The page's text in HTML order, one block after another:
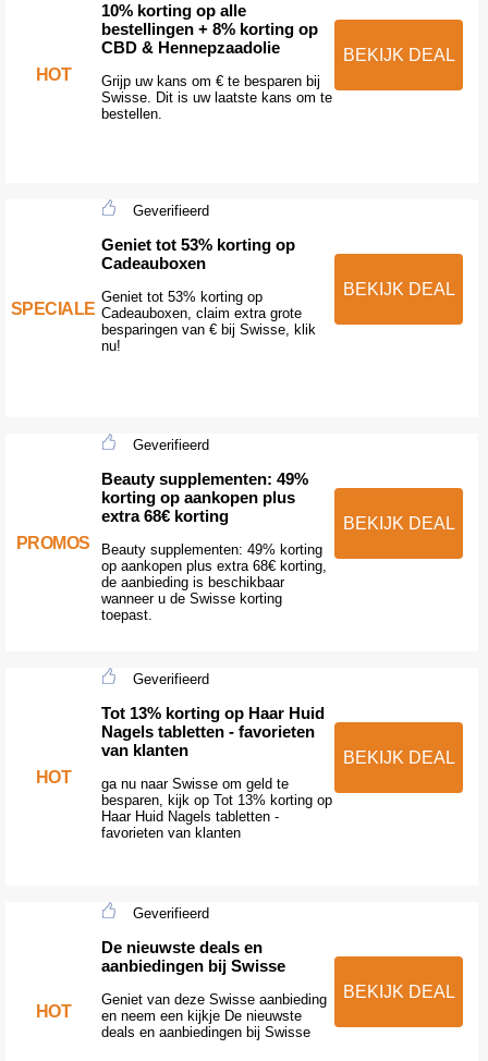
HOT
10% korting op alle
bestellingen + 8% korting op
CBD & Hennepzaadolie
Grijp uw kans om € te besparen bij
Swisse. Dit is uw laatste kans om te
bestellen.
BEKIJK DEAL
SPECIALE
Geverifieerd
Geniet tot 53% korting op
Cadeauboxen
Geniet tot 53% korting op
Cadeauboxen, claim extra grote
besparingen van € bij Swisse, klik
nu!
BEKIJK DEAL
PROMOS
Geverifieerd
Beauty supplementen: 49%
korting op aankopen plus
extra 68€ korting
Beauty supplementen: 49% korting
op aankopen plus extra 68€ korting,
de aanbieding is beschikbaar
wanneer u de Swisse korting
toepast.
BEKIJK DEAL
HOT
Geverifieerd
Tot 13% korting op Haar Huid
Nagels tabletten - favorieten
van klanten
ga nu naar Swisse om geld te
besparen, kijk op Tot 13% korting op
Haar Huid Nagels tabletten -
favorieten van klanten
BEKIJK DEAL
HOT
Geverifieerd
De nieuwste deals en
aanbiedingen bij Swisse
Geniet van deze Swisse aanbieding
en neem een kijkje De nieuwste
deals en aanbiedingen bij Swisse
BEKIJK DEAL